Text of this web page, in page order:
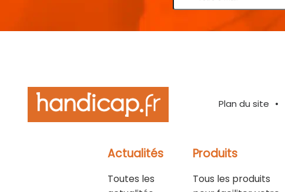
Plan du site
Actualités
Toutes les
Produits
Tous les produits